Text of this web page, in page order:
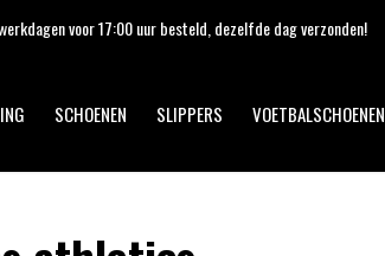
SCHOENEN SLIPPERS VOETBALSCHOENEN
voor 17:00 uur besteld, dezelfde dag verzonden!